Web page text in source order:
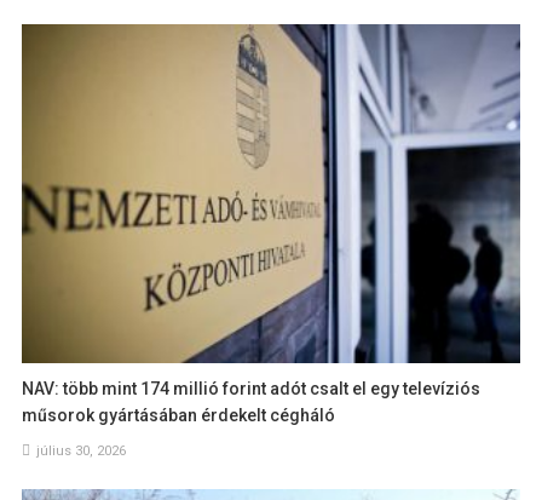
NAV: több mint 174 millió forint adót csalt el egy televíziós
műsorok gyártásában érdekelt cégháló
július 30, 2026